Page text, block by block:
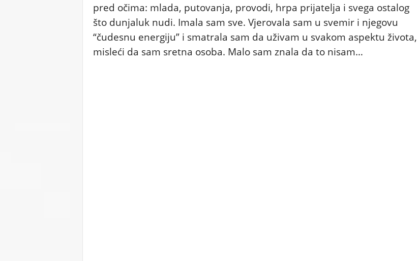
pred očima: mlada, putovanja, provodi, hrpa prijatelja i svega ostalog
što dunjaluk nudi. Imala sam sve. Vjerovala sam u svemir i njegovu
“čudesnu energiju” i smatrala sam da uživam u svakom aspektu života,
misleći da sam sretna osoba. Malo sam znala da to nisam…